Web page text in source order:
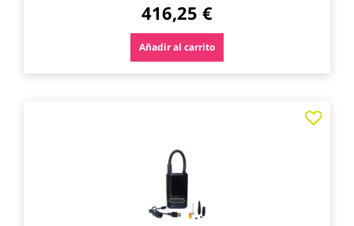
416,25 €
Añadir al carrito